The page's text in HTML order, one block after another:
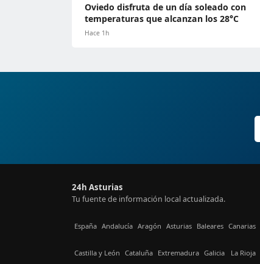
Oviedo disfruta de un día soleado con
temperaturas que alcanzan los 28°C
Hace 1h
24h Asturias
Tu fuente de información local actualizada.
España Andalucía Aragón Asturias Baleares Canarias
Castilla y León Cataluña Extremadura Galicia La Rioja